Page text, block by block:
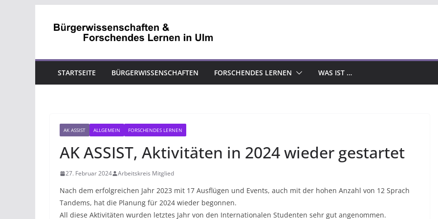
Inhalt
STARTSEITE BÜRGERWISSENSCHAFTEN FORSCHENDES LERNEN WAS IST …
AK ASSIST ALLGEMEIN FORSCHENDES LERNEN
AK ASSIST, Aktivitäten in 2024 wieder gestartet
27. Februar 2024 Arbeitskreis Mitglied
Nach dem erfolgreichen Jahr 2023 mit 17 Ausflügen und Events, auch mit der hohen Anzahl von 12 Sprach
Tandems, hat die Planung für 2024 wieder begonnen.
All diese Aktivitäten wurden letztes Jahr von den Internationalen Studenten sehr gut angenommen.